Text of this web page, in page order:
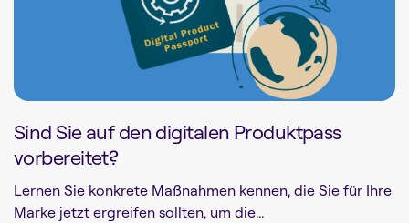
Sind Sie auf den digitalen Produktpass
vorbereitet?
Lernen Sie konkrete Maßnahmen kennen, die Sie für Ihre
Marke jetzt ergreifen sollten, um die...